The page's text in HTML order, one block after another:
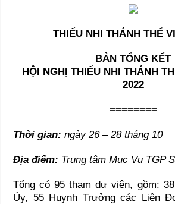
THIẾU NHI THÁNH THỂ
BẢN TỔNG KẾT
HỘI NGHỊ THIẾU NHI THÁNH
2022
========
Thời gian: ngày 26 – 28 tháng 10
Địa điểm: Trung tâm Mục Vụ TGP
Tổng có 95 tham dự viên, gồm:
Úy, 55 Huynh Trưởng các Liên